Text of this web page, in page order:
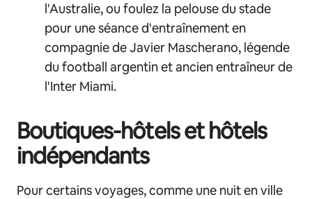
l'Australie, ou foulez la pelouse du stade
pour une séance d'entraînement en
compagnie de Javier Mascherano, légende
du football argentin et ancien entraîneur de
l'Inter Miami.
Boutiques-hôtels et hôtels
indépendants
Pour certains voyages, comme une nuit en ville